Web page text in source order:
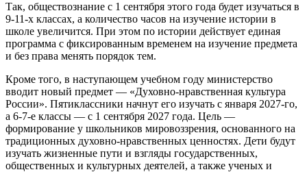
Так, обществознание с 1 сентября этого года будет изучаться в
9-11-х классах, а количество часов на изучение истории в
школе увеличится. При этом по истории действует единая
программа с фиксированным временем на изучение предмета
и без права менять порядок тем.
Кроме того, в наступающем учебном году министерство
вводит новый предмет — «Духовно-нравственная культура
России». Пятиклассники начнут его изучать с января 2027-го,
а 6-7-е классы — с 1 сентября 2027 года. Цель —
формирование у школьников мировоззрения, основанного на
традиционных духовно-нравственных ценностях. Дети будут
изучать жизненные пути и взгляды государственных,
общественных и культурных деятелей, а также ученых и